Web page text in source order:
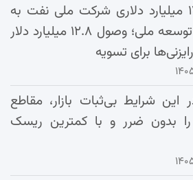
بدهی ۱۷ میلیارد دلاری شرکت ملی نفت به
صندوق توسعه ملی؛ وصول ۱۲.۸ میلیارد دلار
برای تسویه
این شرایط بی‌ثبات بازار، مقاطع
را بدون ضرر و با کمترین ریسک